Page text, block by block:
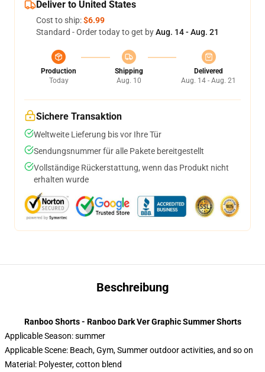
Deliver to United States
Cost to ship:$6.99
Standard - Order today to get byAug. 14 - Aug. 21
Production
Today
Shipping
Aug. 10
Delivered
Aug. 14 - Aug. 21
Sichere Transaktion
Weltweite Lieferung bis vor Ihre Tür
Sendungsnummer für alle Pakete bereitgestellt
Vollständige Rückerstattung, wenn das Produkt nicht
erhalten wurde
Beschreibung
Ranboo Shorts - Ranboo Dark Ver Graphic Summer Shorts
Applicable Season:summer
Applicable Scene: Beach, Gym, Summer outdoor activities, and so on
Material: Polyester, cotton blend